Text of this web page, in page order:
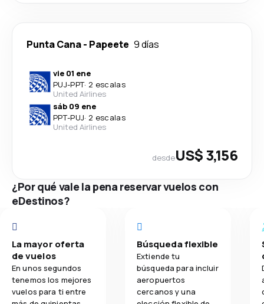
Punta Cana- Papeete 9 días
vie 01 ene
PUJ-PPT· 2 escalas
United Airlines
sáb 09 ene
PPT-PUJ· 2 escalas
United Airlines
desdeUS$ 3,156
¿Por qué vale la pena reservar vuelos con
eDestinos?
La mayor oferta
de vuelos
En unos segundos
tenemos los mejores
vuelos para ti entre
Búsqueda flexible
Extiende tu
búsqueda para incluir
aeropuertos
cercanos y una